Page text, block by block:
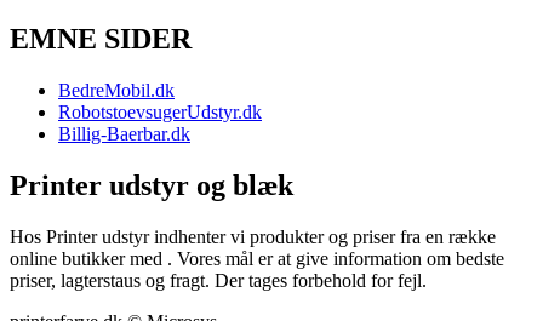
EMNE SIDER
BedreMobil.dk
RobotstoevsugerUdstyr.dk
Billig-Baerbar.dk
Printer udstyr og blæk
Hos Printer udstyr indhenter vi produkter og priser fra en række
online butikker med . Vores mål er at give information om bedste
priser, lagterstaus og fragt. Der tages forbehold for fejl.